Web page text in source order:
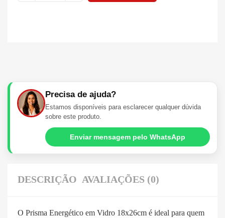
Precisa de ajuda?
Estamos disponíveis para esclarecer qualquer dúvida
sobre este produto.
Enviar mensagem pelo WhatsApp
DESCRIÇÃO AVALIAÇÕES (0)
O Prisma Energético em Vidro 18x26cm é ideal para quem